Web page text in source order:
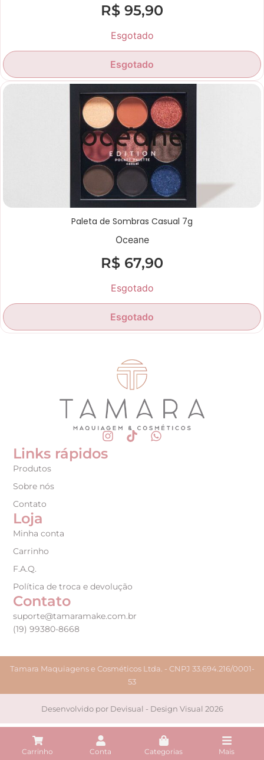
R$ 95,90
Esgotado
Esgotado
Paleta de Sombras Casual 7g
Oceane
R$ 67,90
Esgotado
Esgotado
Carrinho Conta Categorias Mais
Links rápidos
Produtos
Sobre nós
Contato
Loja
Minha conta
Carrinho
F.A.Q.
Política de troca e devolução
Contato
suporte@tamaramake.com.br
(19) 99380-8668
Tamara Maquiagens e Cosméticos Ltda. - CNPJ 33.694.216/0001-
53
Desenvolvido por Devisual - Design Visual 2026